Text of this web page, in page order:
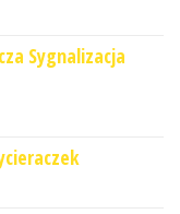
Sygnalizacja